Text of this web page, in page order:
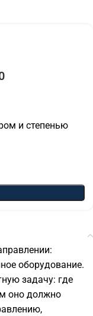
и степенью
оборудование.
задачу: где
оно должно